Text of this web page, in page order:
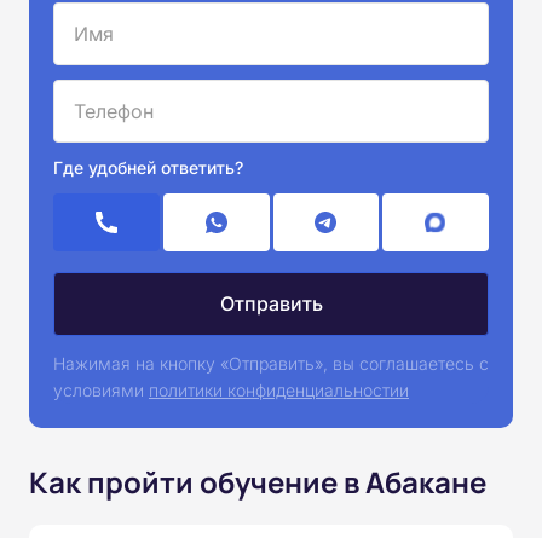
Где удобней ответить?
Нажимая на кнопку «Отправить», вы соглашаетесь с
условиями политики конфиденциальностии
Как пройти обучение в Абакане